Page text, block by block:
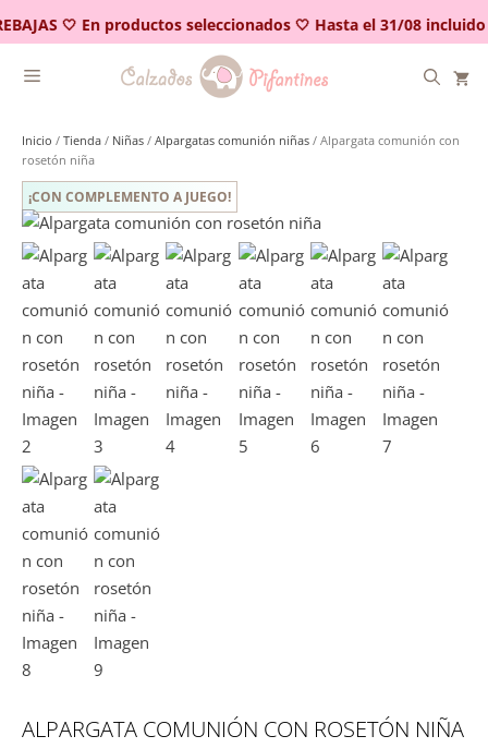
🤍 En productos seleccionados 🤍 Hasta el 31/08 incluido
al
contenido
Inicio / Tienda / Niñas / Alpargatas comunión niñas / Alpargata comunión con
rosetón niña
¡CON COMPLEMENTO A JUEGO!
ALPARGATA COMUNIÓN CON ROSETÓN NIÑA